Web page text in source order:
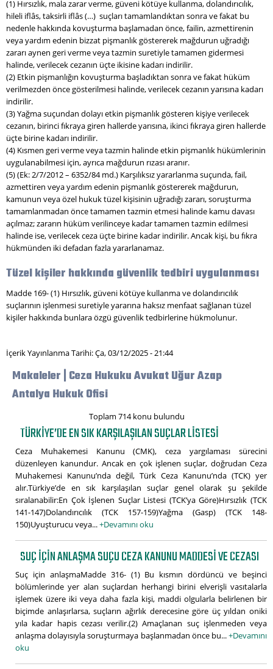
(1) Hırsızlık, mala zarar verme, güveni kötüye kullanma, dolandırıcılık,
hileli iflâs, taksirli iflâs (…) suçları tamamlandıktan sonra ve fakat bu
nedenle hakkında kovuşturma başlamadan önce, failin, azmettirenin
veya yardım edenin bizzat pişmanlık göstererek mağdurun uğradığı
zararı aynen geri verme veya tazmin suretiyle tamamen gidermesi
halinde, verilecek cezanın üçte ikisine kadarı indirilir.
(2) Etkin pişmanlığın kovuşturma başladıktan sonra ve fakat hüküm
verilmezden önce gösterilmesi halinde, verilecek cezanın yarısına kadarı
indirilir.
(3) Yağma suçundan dolayı etkin pişmanlık gösteren kişiye verilecek
cezanın, birinci fıkraya giren hallerde yarısına, ikinci fıkraya giren hallerde
üçte birine kadarı indirilir.
(4) Kısmen geri verme veya tazmin halinde etkin pişmanlık hükümlerinin
uygulanabilmesi için, ayrıca mağdurun rızası aranır.
(5) (Ek: 2/7/2012 – 6352/84 md.) Karşılıksız yararlanma suçunda, fail,
azmettiren veya yardım edenin pişmanlık göstererek mağdurun,
kamunun veya özel hukuk tüzel kişisinin uğradığı zararı, soruşturma
tamamlanmadan önce tamamen tazmin etmesi halinde kamu davası
açılmaz; zararın hüküm verilinceye kadar tamamen tazmin edilmesi
halinde ise, verilecek ceza üçte birine kadar indirilir. Ancak kişi, bu fıkra
hükmünden iki defadan fazla yararlanamaz.
Tüzel kişiler hakkında güvenlik tedbiri uygulanması
Madde 169- (1) Hırsızlık, güveni kötüye kullanma ve dolandırıcılık
suçlarının işlenmesi suretiyle yararına haksız menfaat sağlanan tüzel
kişiler hakkında bunlara özgü güvenlik tedbirlerine hükmolunur.
İçerik Yayınlanma Tarihi: Ça, 03/12/2025 - 21:44
Makaleler | Ceza Hukuku Avukat Uğur Azap
Antalya Hukuk Ofisi
Toplam 714 konu bulundu
TÜRKIYE’DE EN SIK KARŞILAŞILAN SUÇLAR LISTESI
Ceza Muhakemesi Kanunu (CMK), ceza yargılaması sürecini
düzenleyen kanundur. Ancak en çok işlenen suçlar, doğrudan Ceza
Muhakemesi Kanunu’nda değil, Türk Ceza Kanunu’nda (TCK) yer
alır.Türkiye’de en sık karşılaşılan suçlar genel olarak şu şekilde
sıralanabilir:En Çok İşlenen Suçlar Listesi (TCK’ya Göre)Hırsızlık (TCK
141-147)Dolandırıcılık (TCK 157-159)Yağma (Gasp) (TCK 148-
150)Uyuşturucu veya...+Devamını oku
SUÇ IÇIN ANLAŞMA SUÇU CEZA KANUNU MADDESI VE CEZASI
Suç için anlaşmaMadde 316- (1) Bu kısmın dördüncü ve beşinci
bölümlerinde yer alan suçlardan herhangi birini elverişli vasıtalarla
işlemek üzere iki veya daha fazla kişi, maddi olgularla belirlenen bir
biçimde anlaşırlarsa, suçların ağırlık derecesine göre üç yıldan oniki
yıla kadar hapis cezası verilir.(2) Amaçlanan suç işlenmeden veya
anlaşma dolayısıyla soruşturmaya başlanmadan önce bu...+Devamını
oku